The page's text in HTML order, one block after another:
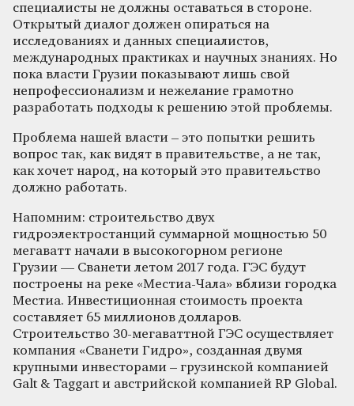
специалисты не должны оставаться в стороне.
Открытый диалог должен опираться на
исследованиях и данных специалистов,
международных практиках и научных знаниях. Но
пока власти Грузии показывают лишь свой
непрофессионализм и нежелание грамотно
разработать подходы к решению этой проблемы.
Проблема нашей власти – это попытки решить
вопрос так, как видят в правительстве, а не так,
как хочет народ, на который это правительство
должно работать.
Напомним: строительство двух
гидроэлектростанций суммарной мощностью 50
мегаватт начали в высокогорном регионе
Грузии — Сванети летом 2017 года. ГЭС будут
построены на реке «Местиа-Чала» вблизи городка
Местиа. Инвестиционная стоимость проекта
составляет 65 миллионов долларов.
Строительство 30-мегаваттной ГЭС осуществляет
компания «Сванети Гидро», созданная двумя
крупными инвесторами – грузинской компанией
Galt & Taggart и австрийской компанией RP Global.